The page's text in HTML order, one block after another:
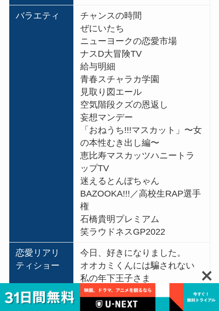
バラエティ
チャンスの時間
ぜにいたち
ニューヨークの恋愛市場
ナスD大冒険TV
給与明細
青春スチャラカ学園
見取り図エール
空気階段クズの恩返し
妄想マンデー
「おねうち!!!マスカット」〜女
の本性むき出し編〜
恵比寿マスカッツハニートラ
ップTV
迷えるとんぼちゃん
BAZOOKA!!!／高校生RAP選手
権
石橋貴明プレミアム
笑ラウドネスGP2022
恋愛リアリ
ティショー
今日、好きになりました。
オオカミくんには騙されない
私の年下王子さま
恋愛ドラマな恋がしたい ~Kiss
me like a princess~